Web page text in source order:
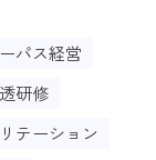
パス経営
研修
テーション